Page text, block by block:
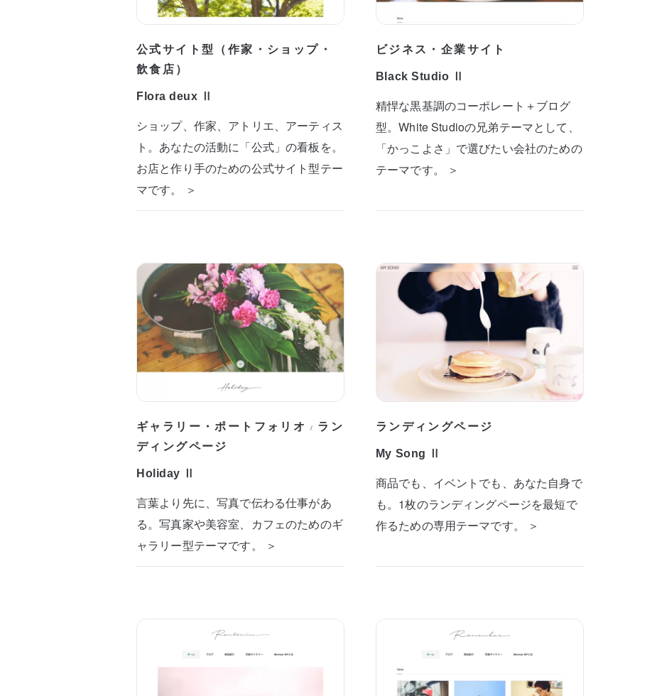
公式サイト型（作家・ショップ・
飲食店）
Flora deux Ⅱ
ショップ、作家、アトリエ、アーティス
ト。あなたの活動に「公式」の看板を。
お店と作り手のための公式サイト型テー
マです。 ＞
ビジネス・企業サイト
Black Studio Ⅱ
精悍な黒基調のコーポレート＋ブログ
型。White Studioの兄弟テーマとして、
「かっこよさ」で選びたい会社のための
テーマです。 ＞
ギャラリー・ポートフォリオ / ラン
ディングページ
Holiday Ⅱ
言葉より先に、写真で伝わる仕事があ
る。写真家や美容室、カフェのためのギ
ャラリー型テーマです。 ＞
ランディングページ
My Song Ⅱ
商品でも、イベントでも、あなた自身で
も。1枚のランディングページを最短で
作るための専用テーマです。 ＞